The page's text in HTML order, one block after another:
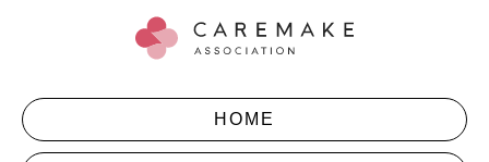
HOME